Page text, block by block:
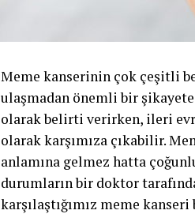
Meme kanserinin çok çeşitli
ulaşmadan önemli bir şikayete
olarak belirti verirken, ileri
olarak karşımıza çıkabilir.
anlamına gelmez hatta
durumların bir doktor
karşılaştığımız meme